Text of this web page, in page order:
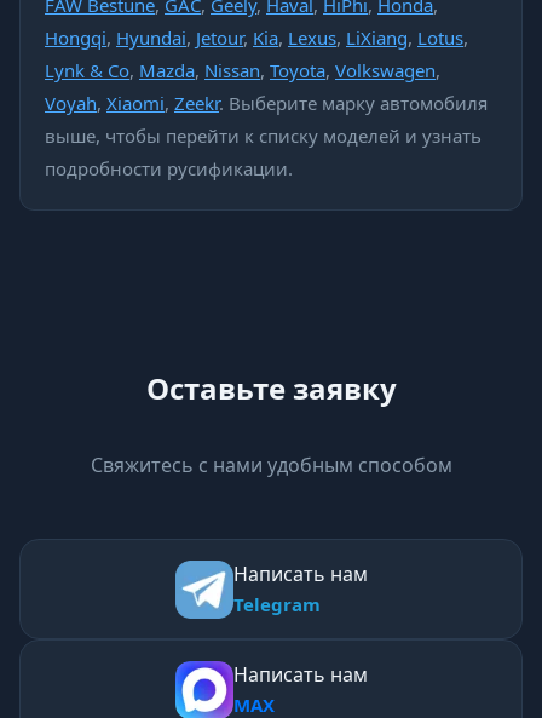
FAW Bestune, GAC, Geely, Haval , HiPhi, Honda,
Hongqi, Hyundai, Jetour, Kia, Lexus, LiXiang, Lotus,
Lynk & Co, Mazda, Nissan, Toyota, Volkswagen,
Voyah, Xiaomi, Zeekr. Выберите марку автомобиля
выше, чтобы перейти к списку моделей и узнать
подробности русификации.
Оставьте заявку
Свяжитесь с нами удобным способом
Написать нам
Telegram
Написать нам
MAX